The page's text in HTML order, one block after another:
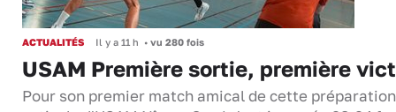
ACTUALITÉS Il y a 11 h • vu 280 fois
USAM Première sortie, première
Pour son premier match amical de cette préparation